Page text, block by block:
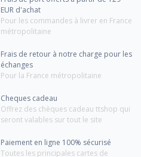
EUR d'achat
Pour les commandes à livrer en France
métropolitaine
Frais de retour à notre charge pour les
échanges
Pour la France métropolitaine
Cheques cadeau
Offrez des chèques cadeau ttshop qui
seront valables sur tout le site
Paiement en ligne 100% sécurisé
Toutes les principales cartes de